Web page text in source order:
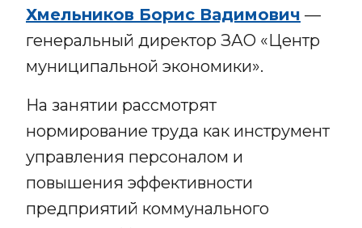
Хмельников Борис Вадимович —
генеральный директор ЗАО «Центр
муниципальной экономики».
На занятии рассмотрят
нормирование труда как инструмент
управления персоналом и
повышения эффективности
предприятий коммунального